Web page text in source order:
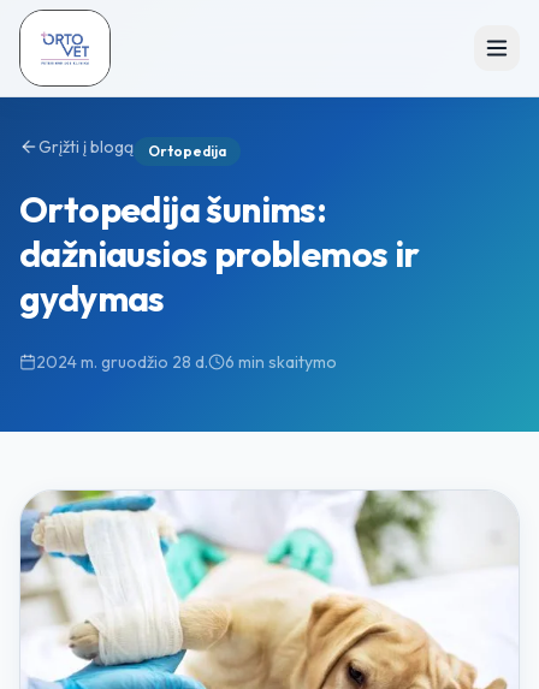
Grįžti į blogą Ortopedija
Ortopedija šunims:
dažniausios problemos ir
gydymas
2024 m. gruodžio 28 d. 6 min skaitymo